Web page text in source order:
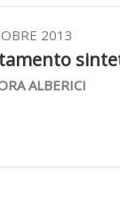
2013
ALBERICI